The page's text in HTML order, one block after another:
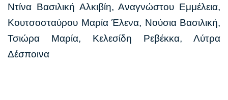
Ντίνα Βασιλική Αλκιβίη, Αναγνώστου Εμμέλεια,
Κουτσοσταύρου Μαρία Έλενα, Νούσια Βασιλική,
Τσιώρα Μαρία, Κελεσίδη Ρεβέκκα, Λύτρα
Δέσποινα